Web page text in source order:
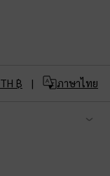
TH ฿ ภาษาไทย